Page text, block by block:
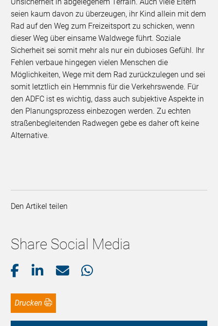
seien kaum davon zu überzeugen, ihr Kind allein mit dem
Rad auf den Weg zum Freizeitsport zu schicken, wenn
dieser Weg über einsame Waldwege führt. Soziale
Sicherheit sei somit mehr als nur ein dubioses Gefühl. Ihr
Fehlen verbaue hingegen vielen Menschen die
Möglichkeiten, Wege mit dem Rad zurückzulegen und sei
somit letztlich ein Hemmnis für die Verkehrswende. Für
den ADFC ist es wichtig, dass auch subjektive Aspekte in
den Planungsprozess einbezogen werden. Zu echten
straßenbegleitenden Radwegen gebe es daher oft keine
Alternative.
Den Artikel teilen
Share Social Media
Drucken